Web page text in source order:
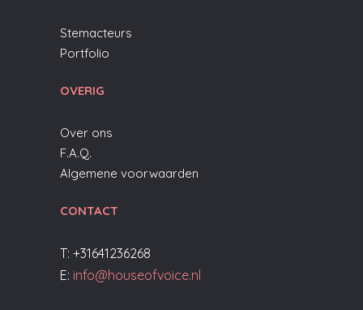
Stemacteurs
Portfolio
OVERIG
Over ons
F.A.Q.
Algemene voorwaarden
CONTACT
T: +31641236268
E: info@houseofvoice.nl